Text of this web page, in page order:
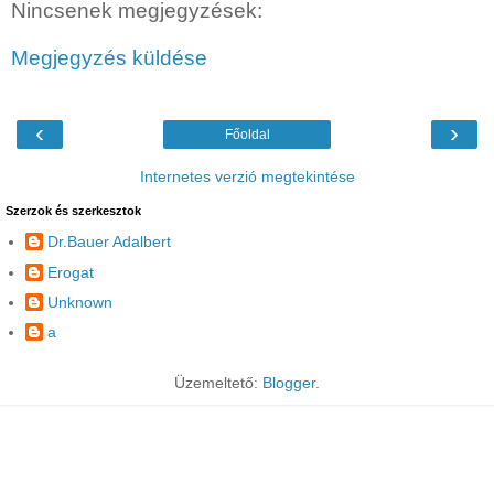
Nincsenek megjegyzések:
Megjegyzés küldése
‹ ›
Főoldal
Internetes verzió megtekintése
Szerzok és szerkesztok
Dr.Bauer Adalbert
Erogat
Unknown
a
Üzemeltető: Blogger.